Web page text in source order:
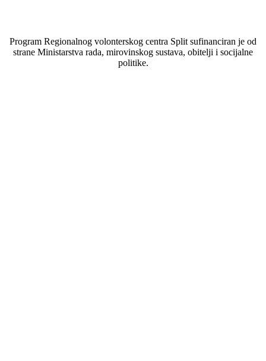
Program Regionalnog volonterskog centra Split sufinanciran je od
strane Ministarstva rada, mirovinskog sustava, obitelji i socijalne
politike.